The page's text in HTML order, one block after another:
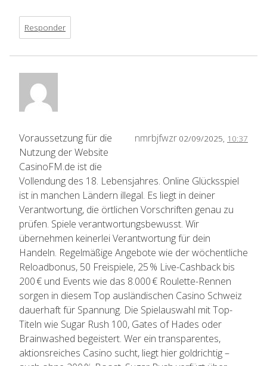
Responder
nmrbjfwzr 02/09/2025, 10:37
Voraussetzung für die
Nutzung der Website
CasinoFM.de ist die
Vollendung des 18. Lebensjahres. Online Glücksspiel
ist in manchen Ländern illegal. Es liegt in deiner
Verantwortung, die örtlichen Vorschriften genau zu
prüfen. Spiele verantwortungsbewusst. Wir
übernehmen keinerlei Verantwortung für dein
Handeln. Regelmäßige Angebote wie der wöchentliche
Reloadbonus, 50 Freispiele, 25 % Live-Cashback bis
200 € und Events wie das 8.000 € Roulette-Rennen
sorgen in diesem Top ausländischen Casino Schweiz
dauerhaft für Spannung. Die Spielauswahl mit Top-
Titeln wie Sugar Rush 100, Gates of Hades oder
Brainwashed begeistert. Wer ein transparentes,
aktionsreiches Casino sucht, liegt hier goldrichtig –